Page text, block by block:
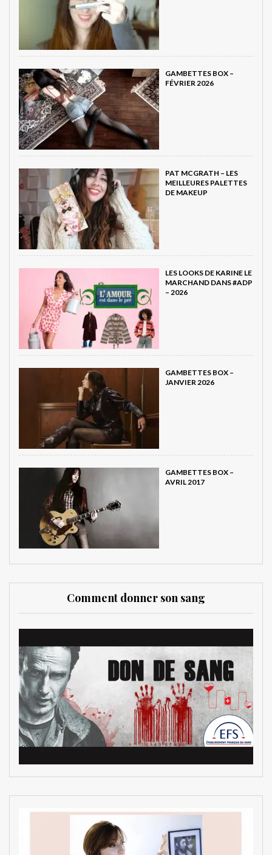
GAMBETTES BOX –
FÉVRIER 2026
PAT MCGRATH – LES
MEILLEURES PALETTES
DE MAKEUP
LES LOOKS DE KARINE LE
MARCHAND DANS #ADP
– 2026
GAMBETTES BOX –
JANVIER 2026
GAMBETTES BOX –
AVRIL 2017
Comment donner son sang